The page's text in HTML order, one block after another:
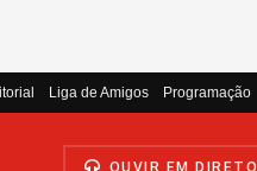
Liga de Amigos Programação
OUVIR EM DIRETO